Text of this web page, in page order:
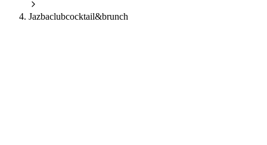
Jazbaclubcocktail&brunch